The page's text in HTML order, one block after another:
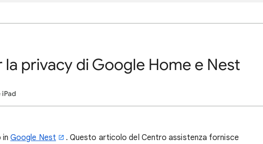
privacy di Google Home e Nest
iPad
inGoogle Nest
. Questo articolo del Centro assistenza fornisce